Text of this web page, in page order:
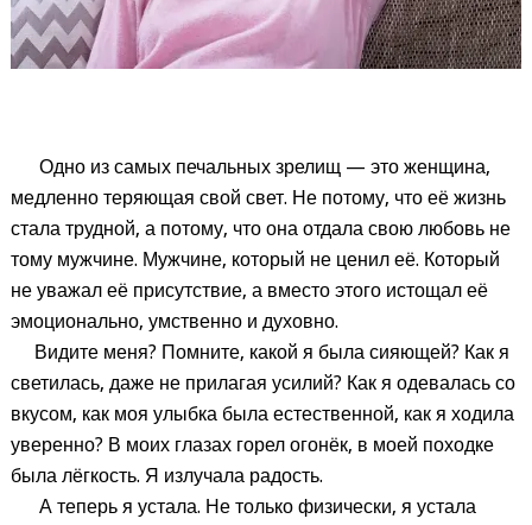
Одно из самых печальных зрелищ — это женщина,
медленно теряющая свой свет. Не потому, что её жизнь
стала трудной, а потому, что она отдала свою любовь не
тому мужчине. Мужчине, который не ценил её. Который
не уважал её присутствие, а вместо этого истощал её
эмоционально, умственно и духовно.
Видите меня? Помните, какой я была сияющей? Как я
светилась, даже не прилагая усилий? Как я одевалась со
вкусом, как моя улыбка была естественной, как я ходила
уверенно? В моих глазах горел огонёк, в моей походке
была лёгкость. Я излучала радость.
А теперь я устала. Не только физически, я устала